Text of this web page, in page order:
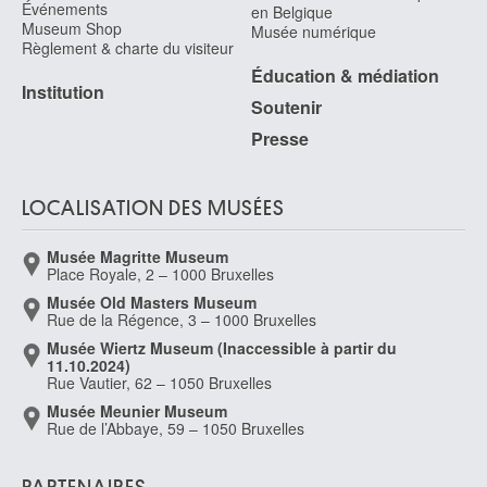
Stevens Alfred
Stevens Alfred [LOANed Artworks]
Stevens Pieter II
Stevenson Robert Macaulay
Glasgow (Ecosse, Royaume-Uni) 1854 - Bardowie / Glasgow (Ecosse,
Royaume-Uni) 1952
Stobbaerts Jan
Anvers 1838 - Schaerbeek / Bruxelles 1914
Stobbaerts Marcel
Forest / Bruxelles 1899 - Etterbeek / Bruxelles 1979
Grammont 1819 - Bruxelles 1889
Événements
Museum Shop
Règlement & charte du visiteur
Institution
en Belgique
Musée numérique
Éducation & médiation
Soutenir
Presse
LOCALISATION DES MUSÉES
Musée Magritte Museum
Place Royale, 2 – 1000 Bruxelles
Musée Old Masters Museum
Rue de la Régence, 3 – 1000 Bruxelles
Musée Wiertz Museum (Inaccessible à partir du
11.10.2024)
Rue Vautier, 62 – 1050 Bruxelles
Musée Meunier Museum
Rue de l’Abbaye, 59 – 1050 Bruxelles